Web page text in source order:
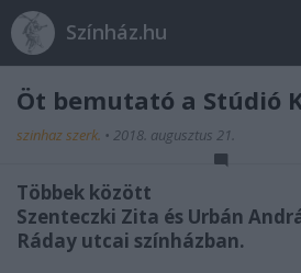
Színház.hu
Öt bemutató a Stúdió
szinhaz szerk. • 2018. augusztus 21.
Többek között
Szenteczki Zita és Urbán
Ráday utcai színházban.